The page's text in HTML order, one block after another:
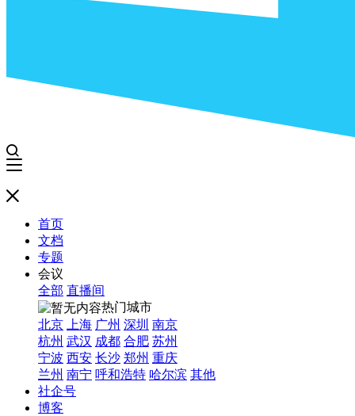
首页
文档
专题
会议
全部 直播间
热门城市
北京
上海 广州 深圳 南京
杭州 武汉 成都 合肥 苏州
宁波 西安 长沙 郑州 重庆
兰州 南宁 呼和浩特 哈尔滨 其他
社企号
博客